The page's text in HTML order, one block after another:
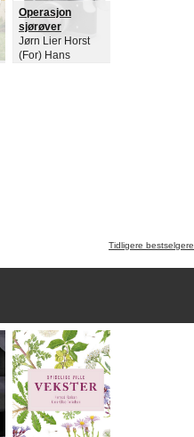
(For) Kjartan
Fløgstad (For)
Knut Lindh (For)
Kim Småge (For)
Gerd Nyquist
Operasjon
sjørøver
Jørn Lier Horst
(For) Hans
Tidligere bestselgere